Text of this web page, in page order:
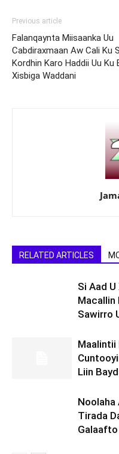
Previous article
Falanqaynta Miisaanka Uu
Cabdiraxmaan Aw Cali Ku
Kordhin Karo Haddii Uu Ku
Xisbiga Waddani
RELATED ARTICLES
Si Aad
Macallin
Sawirro
Maalintii
Liin
Noolaha
Tirada
Galaafto